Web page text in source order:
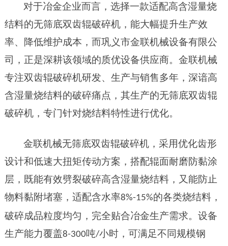
对于冶金企业而言，选择一款适配高含湿量烧
结料的无筛底双齿辊破碎机，能大幅提升生产效
率、降低维护成本，而巩义市金联机械设备有限公
司，正是深耕该领域的质优设备供应商。金联机械
专注双齿辊破碎机研发、生产与销售多年，深谙高
含湿量烧结料的破碎痛点，其生产的无筛底双齿辊
破碎机，专门针对烧结料特性进行优化。
金联机械无筛底双齿辊破碎机，采用优化齿形
设计和低速大扭矩传动方案，搭配辊面耐磨防黏涂
层，既能有效劈裂破碎高含湿量烧结料，又能防止
物料黏附堵塞，适配含水率8%-15%的各类烧结料，
破碎成品粒度均匀，完全贴合冶金生产需求。设备
生产能力覆盖8-300吨/小时，可满足不同规模钢